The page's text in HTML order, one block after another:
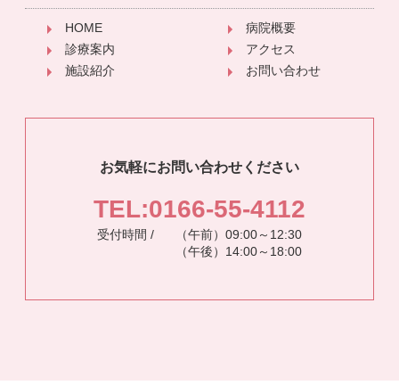
HOME
診療案内
施設紹介
病院概要
アクセス
お問い合わせ
お気軽にお問い合わせください
TEL:0166-55-4112
受付時間 /
（午前）09:00～12:30
（午後）14:00～18:00